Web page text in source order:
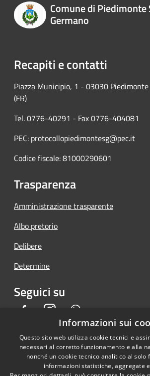
Comune di Piedimonte
Germano
Recapiti e contatti
Piazza Municipio, 1 - 03030
(FR)
Tel. 0776-40291 - Fax 0776-404081
PEC: protocollopiedimontesg@pec.it
Codice fiscale: 81000290601
Trasparenza
Amministrazione trasparente
Albo pretorio
Delibere
Determine
Seguici su
FacebookInstagram
Accessibilità
Informazioni sui
Questo sito web utilizza cookie tecnici e
necessari al corretto funzionamento e alla
nonché un cookie tecnico analitico al solo
informazioni statistiche, aggregate